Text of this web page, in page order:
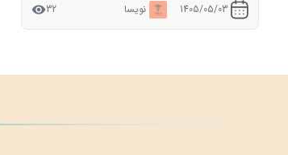
1405/05/03 نویسا 113